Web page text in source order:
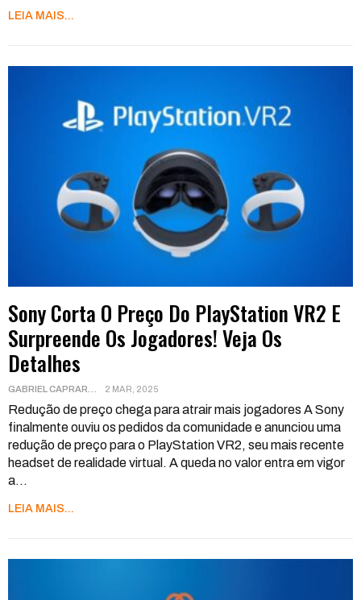
LEIA MAIS...
Sony Corta O Preço Do PlayStation VR2 E
Surpreende Os Jogadores! Veja Os
Detalhes
2 MAR, 2025
Redução de preço chega para atrair mais jogadores A Sony
finalmente ouviu os pedidos da comunidade e anunciou uma
redução de preço para o PlayStation VR2, seu mais recente
headset de realidade virtual. A queda no valor entra em vigor
a…
LEIA MAIS...